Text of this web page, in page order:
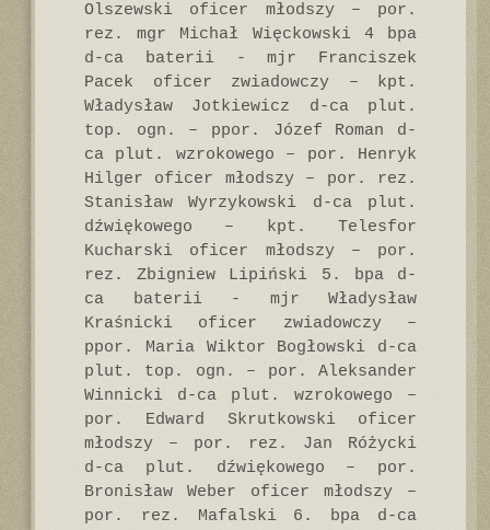
Olszewski oficer młodszy – por.
rez. mgr Michał Więckowski 4 bpa
d-ca baterii - mjr Franciszek
Pacek oficer zwiadowczy – kpt.
Władysław Jotkiewicz d-ca plut.
top. ogn. – ppor. Józef Roman d-
ca plut. wzrokowego – por. Henryk
Hilger oficer młodszy – por. rez.
Stanisław Wyrzykowski d-ca plut.
dźwiękowego – kpt. Telesfor
Kucharski oficer młodszy – por.
rez. Zbigniew Lipiński 5. bpa d-
ca baterii - mjr Władysław
Kraśnicki oficer zwiadowczy –
ppor. Maria Wiktor Bogłowski d-ca
plut. top. ogn. – por. Aleksander
Winnicki d-ca plut. wzrokowego –
por. Edward Skrutkowski oficer
młodszy – por. rez. Jan Różycki
d-ca plut. dźwiękowego – por.
Bronisław Weber oficer młodszy –
por. rez. Mafalski 6. bpa d-ca